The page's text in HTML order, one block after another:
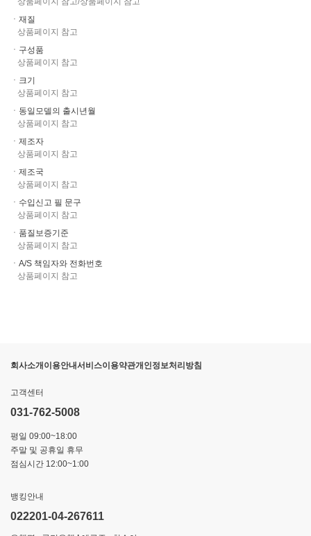
ㆍ재질
상품페이지 참고
ㆍ구성품
상품페이지 참고
ㆍ크기
상품페이지 참고
ㆍ동일모델의 출시년월
상품페이지 참고
ㆍ제조자
상품페이지 참고
ㆍ제조국
상품페이지 참고
ㆍ수입신고 필 문구
상품페이지 참고
ㆍ품질보증기준
상품페이지 참고
ㆍA/S 책임자와 전화번호
상품페이지 참고
회사소개 이용안내서비스이용약관개인정보처리방침
고객센터
031-762-5008
평일 09:00~18:00
주말 및 공휴일 휴무
점심시간 12:00~1:00
뱅킹안내
022201-04-267611